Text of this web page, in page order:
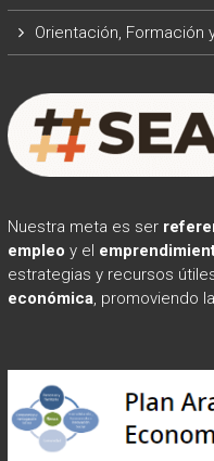
Orientación, Formación
Nuestra meta es ser
empleo y el
estrategias y recursos
económica, promoviendo